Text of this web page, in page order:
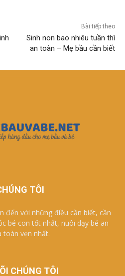
Bài tiếp theo
Sinh non bao nhiêu tuần thì
an toàn – Mẹ bầu cần biết
TÔI
đến với những điều cần biết, cần
bé con tốt nhất, nuôi dạy bé an
toàn vẹn nhất.
CHÚNG TÔI